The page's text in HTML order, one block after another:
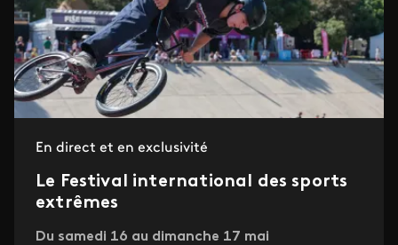
En direct et en exclusivité
Le Festival international des sports
extrêmes
Du samedi 16 au dimanche 17 mai